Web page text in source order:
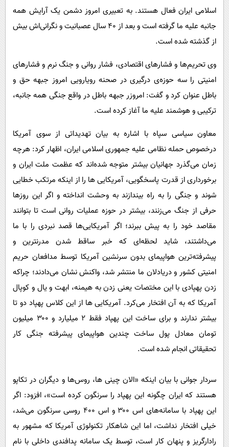
اسلامی ایران فعال هستند. به تعبیری امروز دشمن یک آرایش همه
جانبه علیه ما گرفته‌ است و بعد از ۴۰ سال عصبانیت و نگرانی‌اش بیش
از گذشته شده‌ است.
وی تحریم‌ها و فشارهای اقتصادی، فشار روانی و جنگ نرم و فشارهای
امنیتی را سه حوزه‌ی درگیری در صحنه رویارویی امروز جبهه حق و
باطل عنوان کرد و گفت: امروزر جبهه باطل در واقع جنگی همه جانبه،
ترکیبی و هوشمند علیه ما آغاز کرده‌ است.
معاون سیاسی سپاه با اشاره به بیان تهدیداتی از سوی آمریکا
درخصوص حمله نظامی علیه جمهوری اسلامی ایران، اظهار کرد: هرچه
زمان می‌گذرد جهانیان بیشتر متوجه شده‌اند که عظمت ملت ایران و
برخورداری از قدرت پاسخگویی، آمریکایی ها را از اینکه مرتکب خطایی
شوند و جنگی را به راه بیندازند به وحشت انداخته و اگر این روزها
حرفی از جنگ می‌زنند، بیشتر در حوزه عملیات روانی است تا بتوانند
مقاصد خود را به پیش ببرند؛ اگر آمریکایی‌ها قصد نبردی را با ما
می‌داشتند، شاید لحظه‌ای که خبر ساقط شدن مدرنترین و
پیشرفته‌ترین هواپیمای بدون سرنشین آمریکا توسط مدافعان حریم
امنیتی کشور و دریادلان ما منتشر شد، واکنش نشان می‌دادند؛ چراکه
زدن پهپادی با این مختصات یعنی زدن به هیمنه، ابهت و یال و کوپال
آمریکا که به آن افتخار می‌کرد. آمریکایی ها از این کلاس پهپاد دو تا
بیشتر ندارند و برای ساخت این پهپاد فقط ۲ میلیارد و ۳۰۰ میلیون
تومان معادل پول ساخت چندین هواپیمای پیشرفته جنگی کار
تحقیقاتی انجام شده است.
سردار جوانی با بیان اینکه «الان چینی ها، روس‌ها و دیگران در تکاپو
هستند که ایران چگونه این پهپاد را سرنگون کرده است»، افزود: اگر
این پهپاد با سامانه‌های اس ۳۰۰ و اس ۴۰۰ روسی سرنگون می‌شد،
خیلی افتخار نداشت، اما این شاهکار تکنولوژی آمریکا که مشهور به
رادارگریز و پنهان کار است، توسط یک سامانه پدافندی داخلی با نام